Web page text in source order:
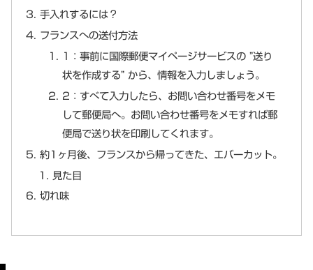
手入れするには？
フランスへの送付方法
1：事前に国際郵便マイページサービスの ”送り
状を作成する” から、情報を入力しましょう。
2：すべて入力したら、お問い合わせ番号をメモ
して郵便局へ。お問い合わせ番号をメモすれば郵
便局で送り状を印刷してくれます。
約1ヶ月後、フランスから帰ってきた、エバーカット。
見た目
切れ味